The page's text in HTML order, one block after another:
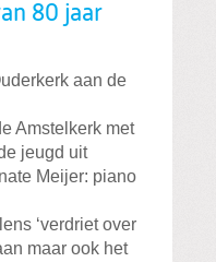
80 jaar
aan de
Amstelkerk met
jeugd uit
Meijer: piano
‘verdriet over
maar ook het